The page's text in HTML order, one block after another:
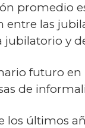
promedio
entre las
jubilatorio y
futuro
de
los últimos